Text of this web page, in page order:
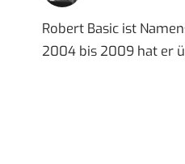
Robert Basic ist
2004 bis 2009 hat er